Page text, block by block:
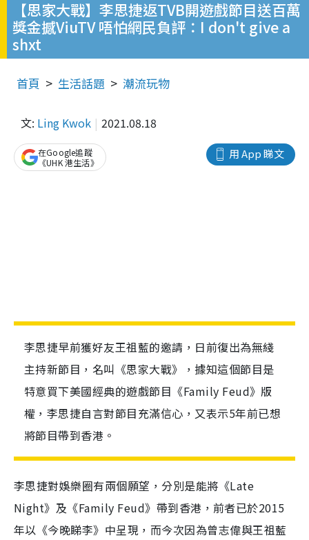
【思家大戰】李思捷返TVB開遊戲節目送百萬
獎金撼ViuTV 唔怕網民負評：I don't give a
shxt
首頁 生活話題 潮流玩物
文: Ling Kwok 2021.08.18
用 App 睇文
在Google追蹤
《UHK 港生活》
李思捷早前獲好友王祖藍的邀請，日前復出為無綫
主持新節目，名叫《思家大戰》，據知這個節目是
特意買下美國經典的遊戲節目《Family Feud》版
權，李思捷自言對節目充滿信心，又表示5年前已想
將節目帶到香港。
李思捷對娛樂圈有兩個願望，分別是能將《Late
Night》及《Family Feud》帶到香港，前者已於2015
年以《今晚睇李》中呈現，而今次因為曾志偉與王祖藍